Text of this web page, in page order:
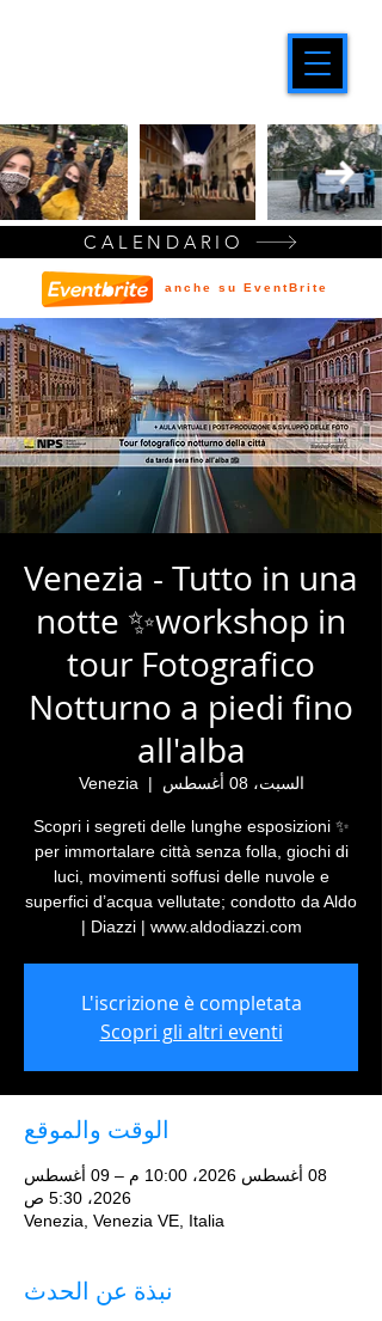
Venezia - Tutto in una
notte ✨workshop in
tour Fotografico
Notturno a piedi fino
all'alba
السبت، 08 أغسطس
  |
Venezia
✨ Scopri i segreti delle lunghe esposizioni
per immortalare città senza folla, giochi di
luci, movimenti soffusi delle nuvole e
superfici d’acqua vellutate; condotto da Aldo
Diazzi | www.aldodiazzi.com |
L'iscrizione è completata
Scopri gli altri eventi
الوقت والموقع
08 أغسطس 2026، 10:00 م – 09 أغسطس
2026، 5:30 ص
Venezia, Venezia VE, Italia
نبذة عن الحدث
CALENDARIO
anche su EventBrite